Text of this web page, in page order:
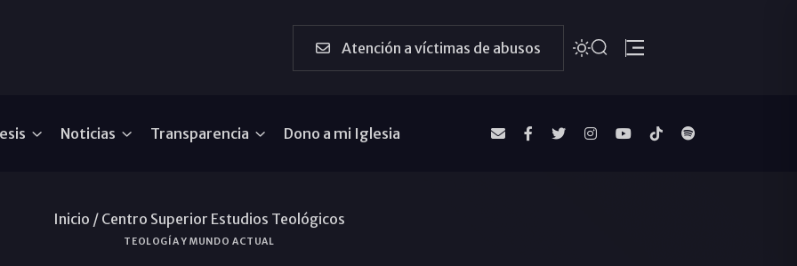
Atención a víctimas de abusos
Noticias Transparencia Dono a mi Iglesia
Inicio / Centro Superior Estudios Teológicos
TEOLOGÍA Y MUNDO ACTUAL